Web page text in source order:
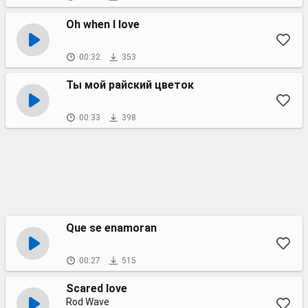
Oh when I love
00:32 353
Ты мой райский цветок
00:33 398
Que se enamoran
00:27 515
Scared love
Rod Wave